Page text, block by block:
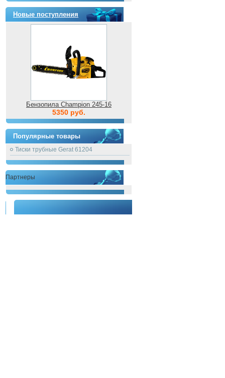
Новые поступления
Бензопила Champion 245-16
5350 руб.
Популярные товары
Тиски трубные Gerat 61204
Партнеры